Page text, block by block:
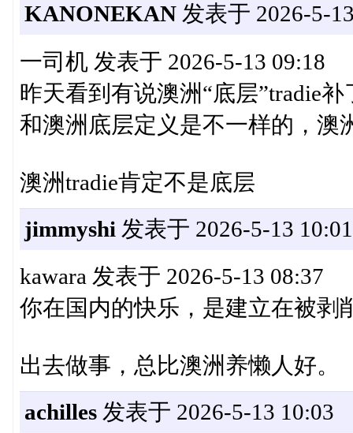
KANONEKAN发表于 2026-5-
一司机 发表于 2026-5-13 09:18
昨天看到有说澳洲“底层”tradie
和澳洲底层定义是不一样的，澳
澳洲tradie肯定不是底层
jimmyshi 发表于 2026-5-13 10:01
kawara 发表于 2026-5-13 08:37
你在国内的快乐，是建立在被剥
出去做事，总比澳洲养懒人好。
achilles发表于 2026-5-13 10:03